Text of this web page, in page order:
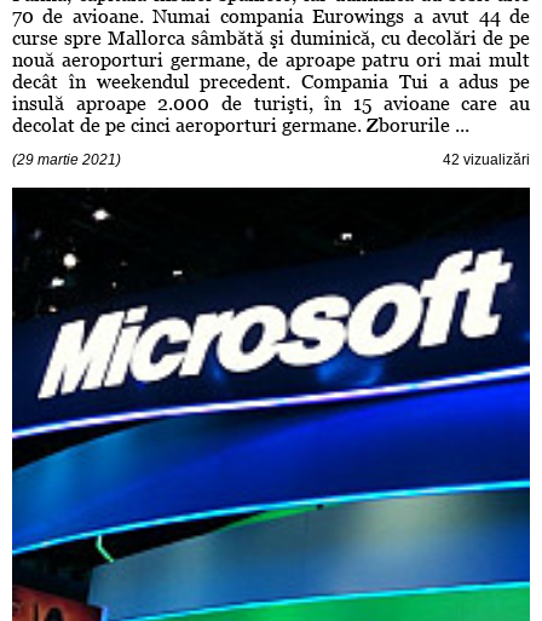
70 de avioane. Numai compania Eurowings a avut 44 de
curse spre Mallorca sâmbătă şi duminică, cu decolări de pe
nouă aeroporturi germane, de aproape patru ori mai mult
decât în weekendul precedent. Compania Tui a adus pe
insulă aproape 2.000 de turişti, în 15 avioane care au
decolat de pe cinci aeroporturi germane. Zborurile ...
(29 martie 2021) 42 vizualizări